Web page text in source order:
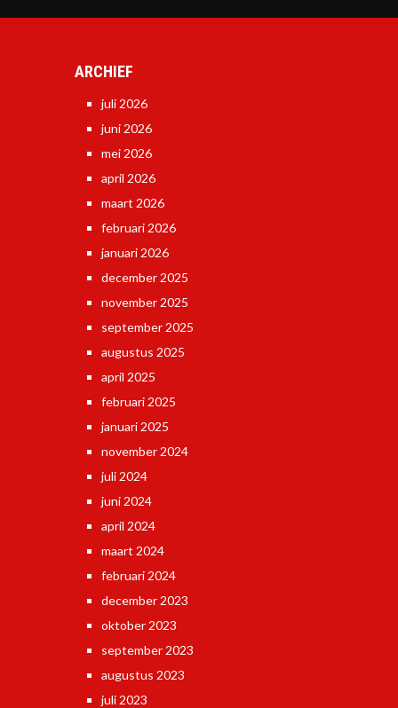
ARCHIEF
juli 2026
juni 2026
mei 2026
april 2026
maart 2026
februari 2026
januari 2026
december 2025
november 2025
september 2025
augustus 2025
april 2025
februari 2025
januari 2025
november 2024
juli 2024
juni 2024
april 2024
maart 2024
februari 2024
december 2023
oktober 2023
september 2023
augustus 2023
juli 2023